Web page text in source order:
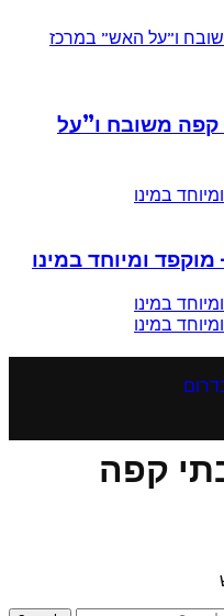
ו”על האש” במרכז
קפה משובח ו”על
במינו
ומיוחד במינו
במינו
במינו
קפה